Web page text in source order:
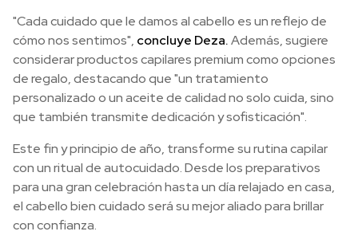
"Cada cuidado que le damos al cabello es un reflejo de
cómo nos sentimos", concluye Deza.Además, sugiere
considerar productos capilares premium como opciones
de regalo, destacando que "un tratamiento
personalizado o un aceite de calidad no solo cuida, sino
que también transmite dedicación y sofisticación".
Este fin y principio de año, transforme su rutina capilar
con un ritual de autocuidado. Desde los preparativos
para una gran celebración hasta un día relajado en casa,
el cabello bien cuidado será su mejor aliado para brillar
con confianza.